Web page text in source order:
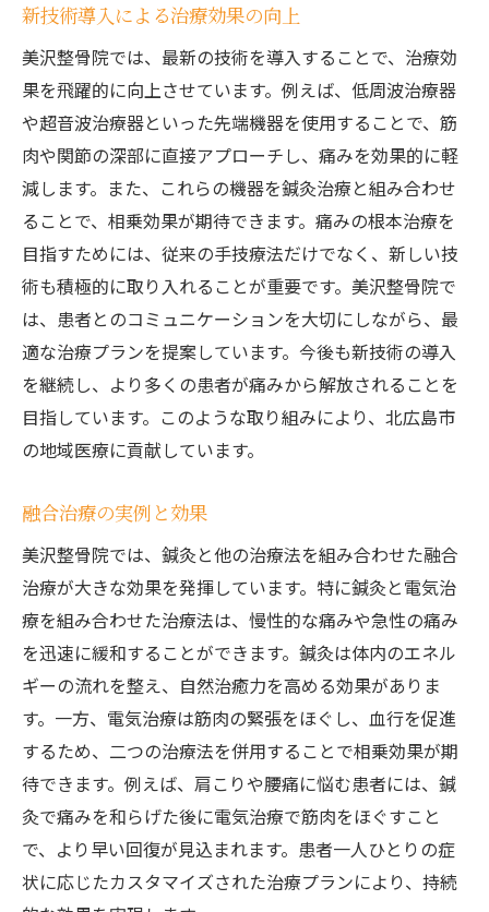
新技術導入による治療効果の向上
美沢整骨院では、最新の技術を導入することで、治療効
果を飛躍的に向上させています。例えば、低周波治療器
や超音波治療器といった先端機器を使用することで、筋
肉や関節の深部に直接アプローチし、痛みを効果的に軽
減します。また、これらの機器を鍼灸治療と組み合わせ
ることで、相乗効果が期待できます。痛みの根本治療を
目指すためには、従来の手技療法だけでなく、新しい技
術も積極的に取り入れることが重要です。美沢整骨院で
は、患者とのコミュニケーションを大切にしながら、最
適な治療プランを提案しています。今後も新技術の導入
を継続し、より多くの患者が痛みから解放されることを
目指しています。このような取り組みにより、北広島市
の地域医療に貢献しています。
融合治療の実例と効果
美沢整骨院では、鍼灸と他の治療法を組み合わせた融合
治療が大きな効果を発揮しています。特に鍼灸と電気治
療を組み合わせた治療法は、慢性的な痛みや急性の痛み
を迅速に緩和することができます。鍼灸は体内のエネル
ギーの流れを整え、自然治癒力を高める効果がありま
す。一方、電気治療は筋肉の緊張をほぐし、血行を促進
するため、二つの治療法を併用することで相乗効果が期
待できます。例えば、肩こりや腰痛に悩む患者には、鍼
灸で痛みを和らげた後に電気治療で筋肉をほぐすこと
で、より早い回復が見込まれます。患者一人ひとりの症
状に応じたカスタマイズされた治療プランにより、持続